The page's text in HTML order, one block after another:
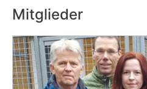
Mitglieder